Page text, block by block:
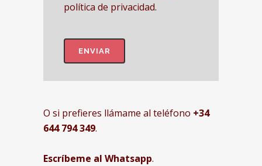
política de privacidad.
O si prefieres llámame al teléfono +34
644 794 349.
Escríbeme al Whatsapp.